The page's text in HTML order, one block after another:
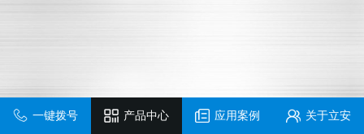
一键拨号 产品中心 应用案例 关于立安